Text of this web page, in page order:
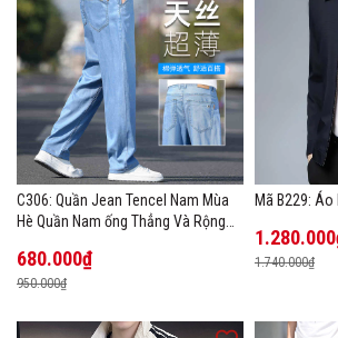
C306: Quần Jean Tencel Nam Mùa
Hè Quần Nam ống Thẳng Và Rộng
680.000₫
950.000₫
Mã B229:
1.740.000₫